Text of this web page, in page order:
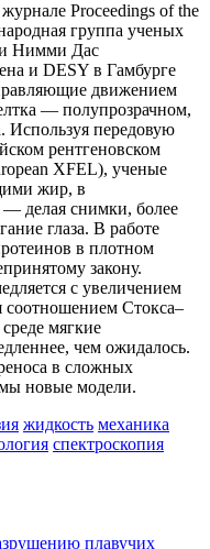
Proceedings of the
группа ученых
и Нимми Дас
и DESY в Гамбурге
движением
— полупрозрачном,
Используя передовую
рентгеновском
XFEL), ученые
жир, в
делая снимки, более
глаза. В работе
в плотном
закону.
с увеличением
соотношением Стокса–
мягкие
чем ожидалось.
в сложных
новые модели.
жидкость механика
спектроскопия
плавучих